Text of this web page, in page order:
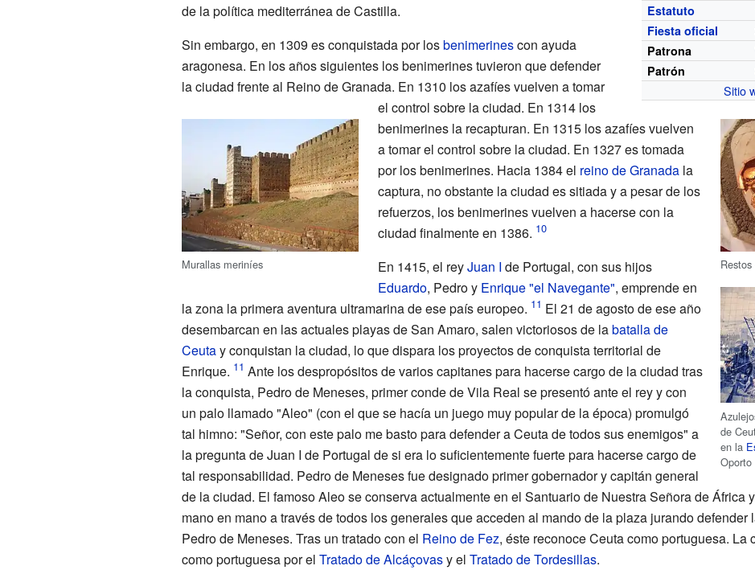
Estatuto
Fiesta oficial
Patrona
Patrón
Sitio
Murallas meriníes
de la política mediterránea de Castilla.
Sin embargo, en 1309 es conquistada por losbenimerinescon ayuda
aragonesa. En los años siguientes los benimerines tuvieron que defender
la ciudad frente al Reino de Granada. En 1310 los azafíes vuelven a tomar
el control sobre la ciudad. En 1314 los
benimerines la recapturan. En 1315 los azafíes vuelven
a tomar el control sobre la ciudad. En 1327 es tomada
por los benimerines. Hacia 1384 el reino de Granadala
captura, no obstante la ciudad es sitiada y a pesar de los
refuerzos, los benimerines vuelven a hacerse con la
ciudad finalmente en 1386.
de
en la
Oporto
En 1415, el reyJuan I de Portugal, con sus hijos
Eduardo, Pedro y Enrique "el Navegante", emprende en
la zona la primera aventura ultramarina de ese país europeo.
El 21 de agosto de ese año
desembarcan en las actuales playas de San Amaro, salen victoriosos de labatalla de
Ceutay conquistan la ciudad, lo que dispara los proyectos de conquista territorial de
Enrique.
Ante los despropósitos de varios capitanes para hacerse cargo de la ciudad tras
la conquista, Pedro de Meneses, primer conde de Vila Real se presentó ante el rey y con
un palo llamado "Aleo" (con el que se hacía un juego muy popular de la época) promulgó
tal himno: "Señor, con este palo me basto para defender a Ceuta de todos sus enemigos" a
la pregunta de Juan I de Portugal de si era lo suficientemente fuerte para hacerse cargo de
tal responsabilidad. Pedro de Meneses fue designado primer gobernador y capitán general
de la ciudad. El famoso Aleo se conserva actualmente en el Santuario de Nuestra Señora de África
mano en mano a través de todos los generales que acceden al mando de la plaza jurando defender
Pedro de Meneses. Tras un tratado con el Reino de Fez, éste reconoce Ceuta como portuguesa. La
como portuguesa por el Tratado de Alcáçovasy el Tratado de Tordesillas.